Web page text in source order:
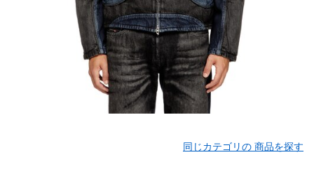
同じカテゴリの 商品を探す